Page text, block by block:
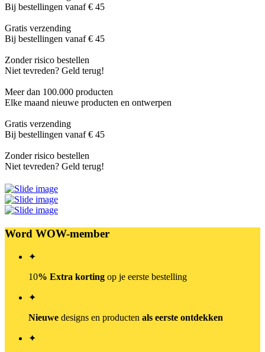
Bij bestellingen vanaf € 45
Gratis verzending
Bij bestellingen vanaf € 45
Zonder risico bestellen
Niet tevreden? Geld terug!
Meer dan 100.000 producten
Elke maand nieuwe producten en ontwerpen
Gratis verzending
Bij bestellingen vanaf € 45
Zonder risico bestellen
Niet tevreden? Geld terug!
Word WOW-member
✦
10% Extra korting op je eerste bestelling
✦
Nieuwe designs en producten als eerste ontdekken
✦